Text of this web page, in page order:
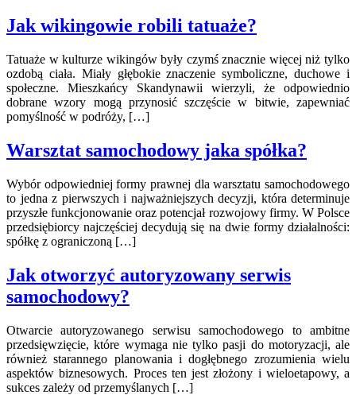
Jak wikingowie robili tatuaże?
Tatuaże w kulturze wikingów były czymś znacznie więcej niż tylko
ozdobą ciała. Miały głębokie znaczenie symboliczne, duchowe i
społeczne. Mieszkańcy Skandynawii wierzyli, że odpowiednio
dobrane wzory mogą przynosić szczęście w bitwie, zapewniać
pomyślność w podróży, […]
Warsztat samochodowy jaka spółka?
Wybór odpowiedniej formy prawnej dla warsztatu samochodowego
to jedna z pierwszych i najważniejszych decyzji, która determinuje
przyszłe funkcjonowanie oraz potencjał rozwojowy firmy. W Polsce
przedsiębiorcy najczęściej decydują się na dwie formy działalności:
spółkę z ograniczoną […]
Jak otworzyć autoryzowany serwis
samochodowy?
Otwarcie autoryzowanego serwisu samochodowego to ambitne
przedsięwzięcie, które wymaga nie tylko pasji do motoryzacji, ale
również starannego planowania i dogłębnego zrozumienia wielu
aspektów biznesowych. Proces ten jest złożony i wieloetapowy, a
sukces zależy od przemyślanych […]